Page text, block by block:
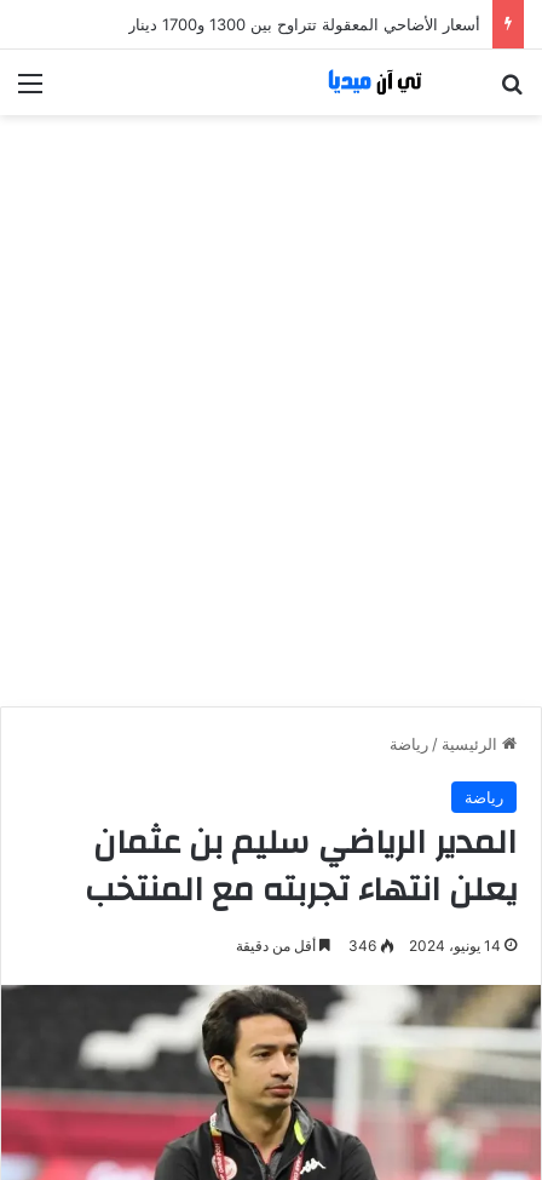
أسعار الأضاحي المعقولة تتراوح بين 1300 و1700 دينار
الرئيسية / رياضة
رياضة
المدير الرياضي سليم بن عثمان
يعلن انتهاء تجربته مع المنتخب
14 يونيو، 2024 346 أقل من دقيقة